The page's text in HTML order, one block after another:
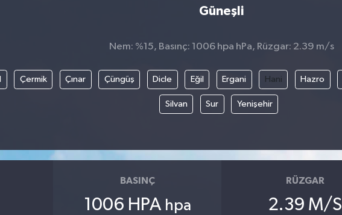
Güneşli
Nem: %15, Basınç: 1006 hpa hPa, Rüzgar: 2.39 m/s
Çermik Çınar Çüngüş Dicle Eğil Ergani Hani Hazro
Silvan Sur Yenişehir
BASINÇ
1006 HPA hpa
RÜZGAR
2.39 M/S